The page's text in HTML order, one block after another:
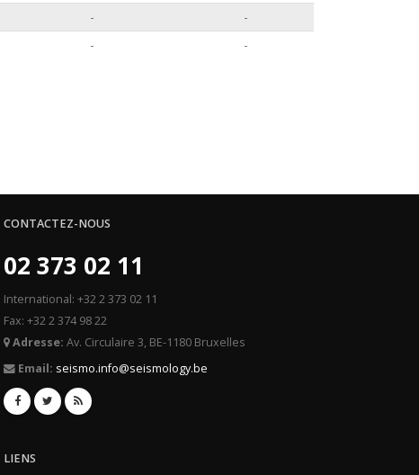
-
-
- -
CONTACTEZ-NOUS
02 373 02 11
International: +32 2 373 02 11
Fax: +32 2 374 98 22
Adresse: Av. Circulaire 3, BE-1180 Bruxelles
Email: seismo.info@seismology.be
LIENS